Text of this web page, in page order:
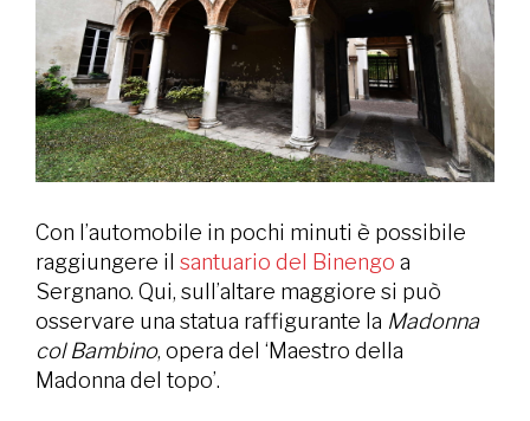
Con l’automobile in pochi minuti è possibile
raggiungere il santuario del Binengo a
Sergnano. Qui, sull’altare maggiore si può
osservare una statua raffigurante la Madonna
col Bambino, opera del ‘Maestro della
Madonna del topo’.